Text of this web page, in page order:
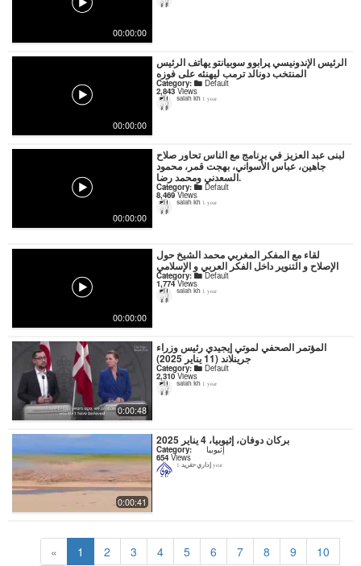
00:00:00
00:00:00
الرئيس الإندونيسي پرابوو سوبيانتو يهاتف الرئيس
المنتخب دونالد ترمب ليهنئه على فوزه
Category: Default
2,843Views
salah kh 1 year
00:00:00
لبنى عبد العزيز في برنامج مع الناس تحاور صلاح
جاهين، عباس الأسواني، بهجت قمر، محمود
السعدني ومحمد رضا.
Category: Default
8,469Views
salah kh 1 year
00:00:00
لقاء مع المفكر المغربي محمد الشيخ حول
الإصلاح و التنوير داخل الفكر العربي و الإسلامي
Category: Default
1,774Views
salah kh 1 year
0:00:48
المؤتمر الصحفي لموتي إيجيدي رئيس وزراء
جرينلاند (11 يناير 2025)
Category: Default
2,310Views
salah kh 1 year
0:00:41
بركان دوفان، إثيوبيا، 4 يناير 2025
Category: إثيوبيا
654 Views
إداري-تغريد 1 year
« 1 2 3 4 5 6 7 8 9 10